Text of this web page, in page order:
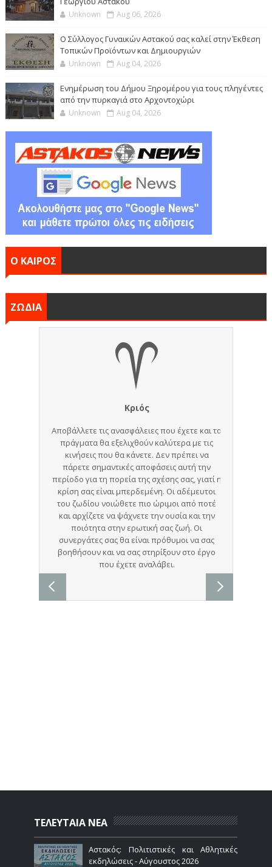
Unknown Aug 06, 2026
Ο Σύλλογος Γυναικών Αστακού σας καλεί στην Έκθεση
Τοπικών Προϊόντων και Δημιουργιών
Unknown Aug 04, 2026
Ενημέρωση του Δήμου Ξηρομέρου για τους πληγέντες
από την πυρκαγιά στο Αρχοντοχώρι
Unknown Aug 04, 2026
Ο ΚΑΙΡΟΣ
ΖΩΔΙΑ
ΤΕΛΕΥΤΑΙΑ ΝΕΑ
Αστακός: Πολιτιστικές και Αθλητικές
εκδηλώσεις - Αύγουστος 2026